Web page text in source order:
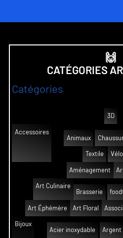
🙌
CATÉGORIES
Catégories
3D
Accessoires
Animaux
Textile Vélo
Aménagement
Art Culinaire
Brasserie
Art Éphémère Art Floral
Bijoux
Acier inoxydable
Argent